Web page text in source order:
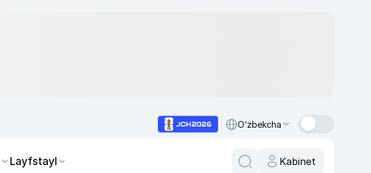
O‘zbekcha
Layfstayl Kabinet